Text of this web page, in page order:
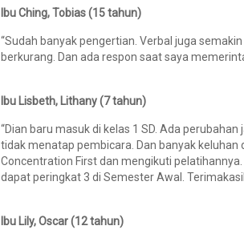
Ibu Ching, Tobias (15 tahun)
“Sudah banyak pengertian. Verbal juga
berkurang. Dan ada respon saat saya
Ibu Lisbeth, Lithany (7 tahun)
“Dian baru masuk di kelas 1 SD. Ada
tidak menatap pembicara. Dan banyak
Concentration First dan mengikuti
dapat peringkat 3 di Semester Awal.
Ibu Lily, Oscar (12 tahun)